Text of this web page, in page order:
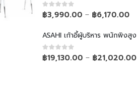
0out of 5
฿3,990.00 – ฿6,170.00
ASAHI เก้าอี้ผู้บริหาร พนักพิงสูง
0out of 5
฿19,130.00 – ฿21,020.00